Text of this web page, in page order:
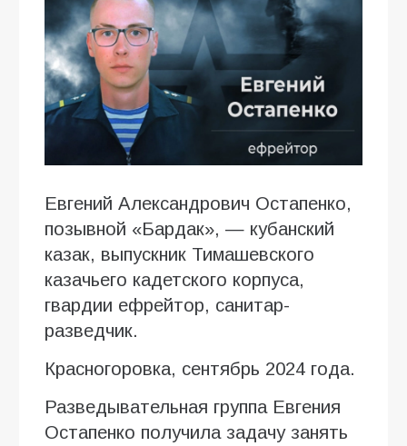
Евгений Александрович Остапенко,
позывной «Бардак», — кубанский
казак, выпускник Тимашевского
казачьего кадетского корпуса,
гвардии ефрейтор, санитар-
разведчик.
Красногоровка, сентябрь 2024 года.
Разведывательная группа Евгения
Остапенко получила задачу занять